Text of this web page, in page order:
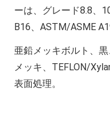
ーは、グレード8.8、
B16、ASTM/ASME
亜鉛メッキボルト、
メッキ、TEFLON/
表面処理。